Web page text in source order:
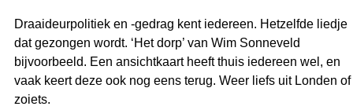
Draaideurpolitiek en -gedrag kent iedereen. Hetzelfde liedje
dat gezongen wordt. ‘Het dorp’ van Wim Sonneveld
bijvoorbeeld. Een ansichtkaart heeft thuis iedereen wel, en
vaak keert deze ook nog eens terug. Weer liefs uit Londen of
zoiets.